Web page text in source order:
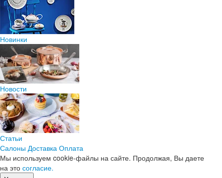
Новинки
Новости
Статьи
Салоны Доставка Оплата
Мы используем cookie-файлы на сайте. Продолжая, Вы даете
на это согласие.